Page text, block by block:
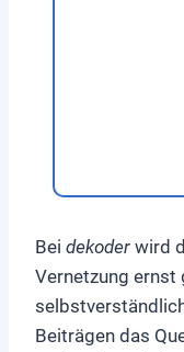
Bei dekoder wird
Vernetzung ernst
Beiträgen das